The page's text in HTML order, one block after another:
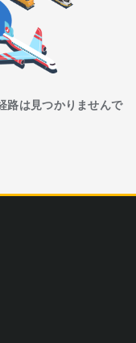
路は見つかりませんで